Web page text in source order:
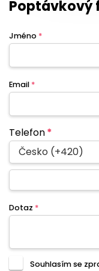
Poptávkový
Jméno *
Email *
Telefon*
Česko (+420)
Dotaz *
Souhlasím se